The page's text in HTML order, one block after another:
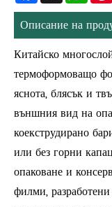
Описание на
Китайско
термоформоващо
яснота, блясък и
външния вид на
коекструдирано
или без горни
опаковане и
филми,